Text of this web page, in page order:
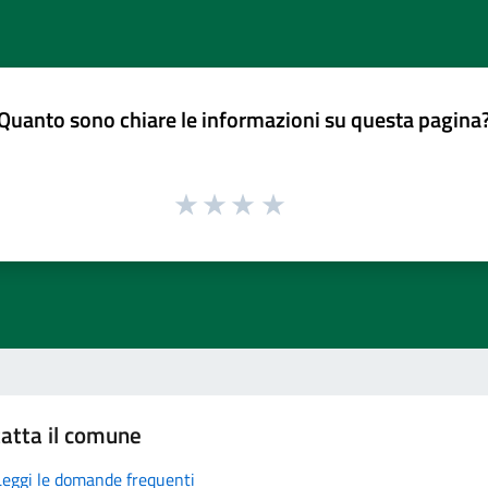
sono chiare le informazioni su questa
il comune
le domande frequenti